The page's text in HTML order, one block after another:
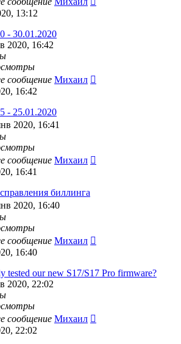
13:12
- 30.01.2020
2020, 16:42
сообщение Михаил
16:42
- 25.01.2020
2020, 16:41
сообщение Михаил
16:41
биллинга
2020, 16:40
сообщение Михаил
16:40
tested our new S17/S17 Pro firmware?
2020, 22:02
сообщение Михаил
22:02